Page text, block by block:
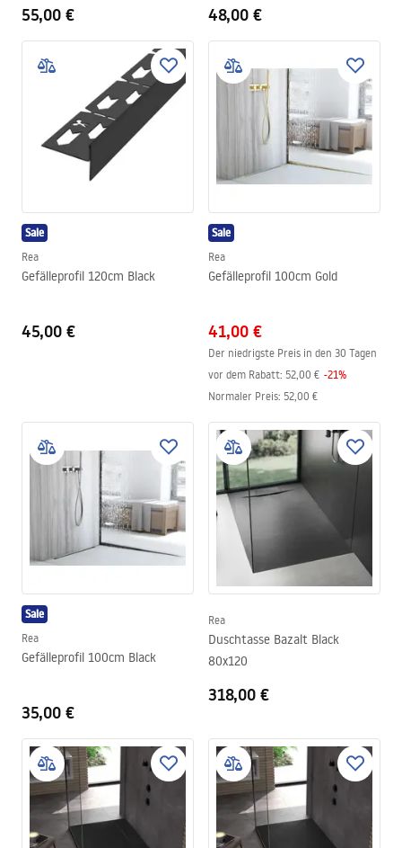
55,00 € 48,00 €
Sale
Rea
Gefälleprofil 120cm Black
45,00 €
Sale
Rea
Gefälleprofil 100cm Gold
41,00 €
Der niedrigste Preis in den 30 Tagen
vor dem Rabatt: 52,00 € -21%
Normaler Preis: 52,00 €
Sale
Rea
Gefälleprofil 100cm Black
35,00 €
Rea
Duschtasse Bazalt Black
80x120
318,00 €